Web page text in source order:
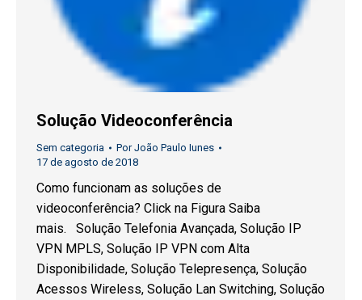
Solução Videoconferência
Sem categoria PorJoão Paulo Iunes
17 de agosto de 2018
Como funcionam as soluções de
videoconferência? Click na Figura Saiba
mais. Solução Telefonia Avançada, Solução IP
VPN MPLS, Solução IP VPN com Alta
Disponibilidade, Solução Telepresença, Solução
Acessos Wireless, Solução Lan Switching, Solução